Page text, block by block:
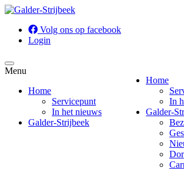
Volg ons op facebook
Login
Home
In
Galder-
Menu
Home
Servicepunt
In het nieuws
Galder-Strijbeek